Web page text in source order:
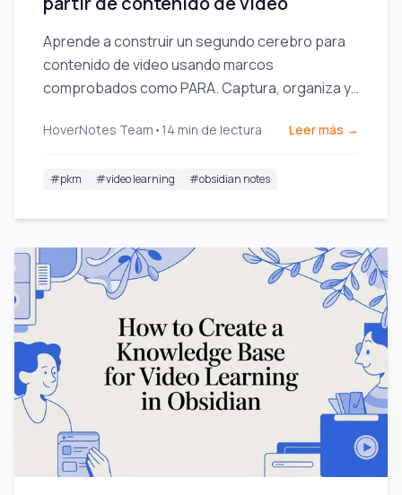
Aprende a construir un segundo cerebro para
contenido de video usando marcos
comprobados como PARA. Captura, organiza y
HoverNotes Team • 14 min de lectura Leer más →
#pkm #video learning #obsidian notes